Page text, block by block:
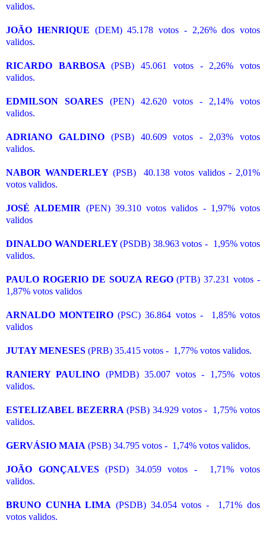
validos.
JOÃO HENRIQUE (DEM) 45.178 votos - 2,26% dos votos
validos.
RICARDO BARBOSA(PSB) 45.061 votos - 2,26% votos
validos.
EDMILSON SOARES(PEN) 42.620 votos - 2,14% votos
validos.
ADRIANO GALDINO(PSB) 40.609 votos - 2,03% votos
validos.
NABOR WANDERLEY(PSB) 40.138 votos validos - 2,01%
votos validos.
JOSÉ ALDEMIR (PEN) 39.310 votos validos - 1,97% votos
validos
DINALDO WANDERLEY(PSDB) 38.963 votos - 1,95% votos
validos.
PAULO ROGERIO DE SOUZA REGO(PTB) 37.231 votos -
1,87% votos validos
ARNALDO MONTEIRO(PSC) 36.864 votos - 1,85% votos
validos
JUTAY MENESES (PRB) 35.415 votos - 1,77% votos validos.
RANIERY PAULINO (PMDB) 35.007 votos - 1,75% votos
validos.
ESTELIZABEL BEZERRA (PSB) 34.929 votos - 1,75% votos
validos.
GERVÁSIO MAIA (PSB) 34.795 votos - 1,74% votos validos.
JOÃO GONÇALVES(PSD) 34.059 votos - 1,71% votos
validos.
BRUNO CUNHA LIMA (PSDB) 34.054 votos - 1,71% dos
votos validos.